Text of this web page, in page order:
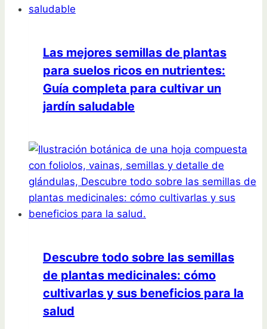
Las mejores semillas de plantas
para suelos ricos en nutrientes:
Guía completa para cultivar un
jardín saludable
Descubre todo sobre las semillas
de plantas medicinales: cómo
cultivarlas y sus beneficios para la
salud